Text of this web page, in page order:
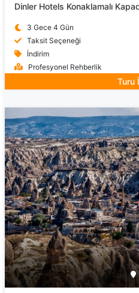
Dinler Hotels Konaklamalı
3 Gece 4 Gün
Taksit Seçeneği
İndirim
Profesyonel Rehberlik
Turu